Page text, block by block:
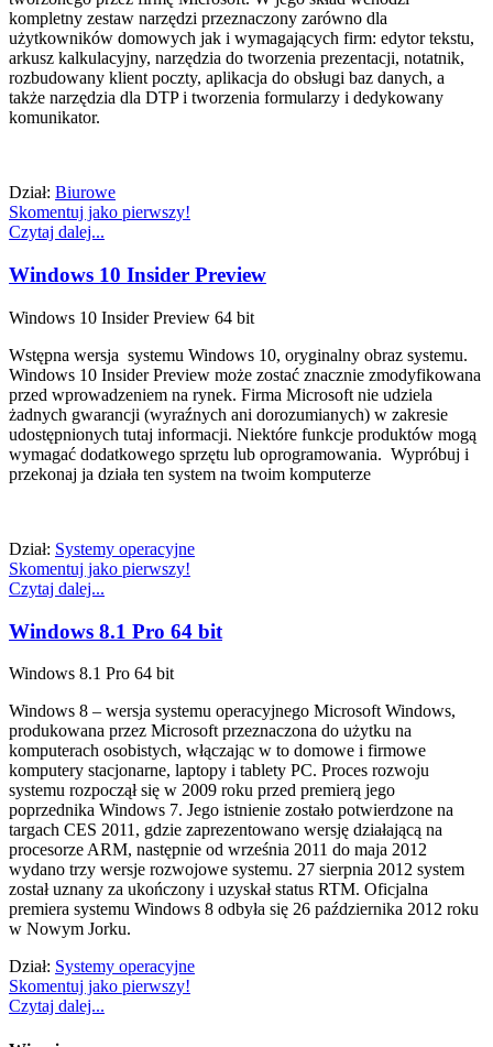
kompletny zestaw narzędzi przeznaczony zarówno dla
użytkowników domowych jak i wymagających firm: edytor tekstu,
arkusz kalkulacyjny, narzędzia do tworzenia prezentacji, notatnik,
rozbudowany klient poczty, aplikacja do obsługi baz danych, a
także narzędzia dla DTP i tworzenia formularzy i dedykowany
komunikator.
Dział: Biurowe
Skomentuj jako pierwszy!
Czytaj dalej...
Windows 10 Insider Preview
Windows 10 Insider Preview 64 bit
Wstępna wersja systemu Windows 10, oryginalny obraz systemu.
Windows 10 Insider Preview może zostać znacznie zmodyfikowana
przed wprowadzeniem na rynek. Firma Microsoft nie udziela
żadnych gwarancji (wyraźnych ani dorozumianych) w zakresie
udostępnionych tutaj informacji. Niektóre funkcje produktów mogą
wymagać dodatkowego sprzętu lub oprogramowania. Wypróbuj i
przekonaj ja działa ten system na twoim komputerze
Dział: Systemy operacyjne
Skomentuj jako pierwszy!
Czytaj dalej...
Windows 8.1 Pro 64 bit
Windows 8.1 Pro 64 bit
Windows 8 – wersja systemu operacyjnego Microsoft Windows,
produkowana przez Microsoft przeznaczona do użytku na
komputerach osobistych, włączając w to domowe i firmowe
komputery stacjonarne, laptopy i tablety PC. Proces rozwoju
systemu rozpoczął się w 2009 roku przed premierą jego
poprzednika Windows 7. Jego istnienie zostało potwierdzone na
targach CES 2011, gdzie zaprezentowano wersję działającą na
procesorze ARM, następnie od września 2011 do maja 2012
wydano trzy wersje rozwojowe systemu. 27 sierpnia 2012 system
został uznany za ukończony i uzyskał status RTM. Oficjalna
premiera systemu Windows 8 odbyła się 26 października 2012 roku
w Nowym Jorku.
Dział: Systemy operacyjne
Skomentuj jako pierwszy!
Czytaj dalej...